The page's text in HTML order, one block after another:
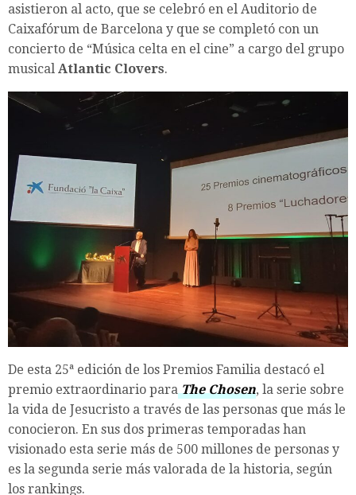
asistieron al acto, que se celebró en el Auditorio de
Caixafórum de Barcelona y que se completó con un
concierto de “Música celta en el cine” a cargo del grupo
musical Atlantic Clovers.
De esta 25ª edición de los Premios Familia destacó el
premio extraordinario paraThe Chosen, la serie sobre
la vida de Jesucristo a través de las personas que más le
conocieron. En sus dos primeras temporadas han
visionado esta serie más de 500 millones de personas y
es la segunda serie más valorada de la historia, según
los rankings.